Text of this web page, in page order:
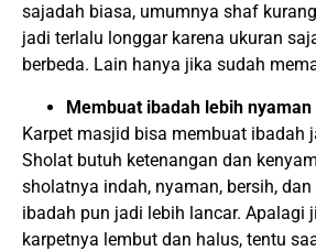
sajadah biasa, umumnya shaf
jadi terlalu longgar karena ukuran
berbeda. Lain hanya jika sudah
Membuat ibadah lebih nyaman
Karpet masjid bisa membuat ibadah
Sholat butuh ketenangan dan
sholatnya indah, nyaman, bersih, dan
ibadah pun jadi lebih lancar. Apalagi
karpetnya lembut dan halus, tentu